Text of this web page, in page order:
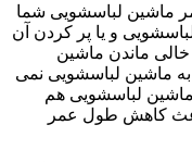
ماشین لباسشویی شما
و یا پر کردن آن
خالی ماندن ماشین
ماشین لباسشویی نمی
لباسشویی هم
کاهش طول عمر